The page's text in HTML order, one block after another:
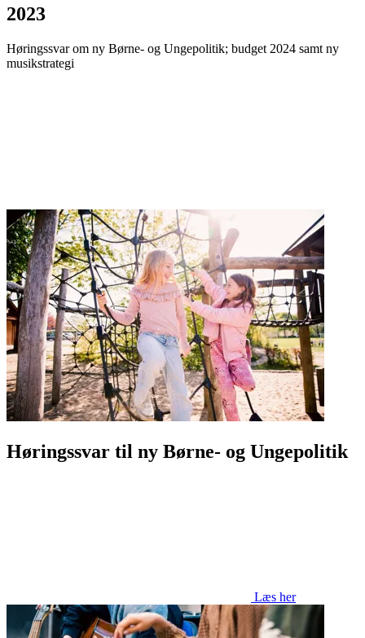
2023
Høringssvar om ny Børne- og Ungepolitik; budget 2024 samt ny
musikstrategi
Høringssvar til ny Børne- og Ungepolitik
Læs her